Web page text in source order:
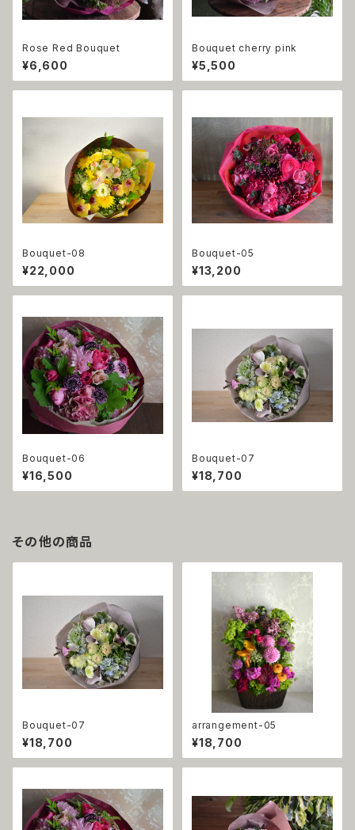
Rose Red Bouquet
¥6,600
Bouquet cherry pink
¥5,500
Bouquet-08
¥22,000
Bouquet-05
¥13,200
Bouquet-06
¥16,500
Bouquet-07
¥18,700
その他の商品
Bouquet-07
¥18,700
arrangement-05
¥18,700